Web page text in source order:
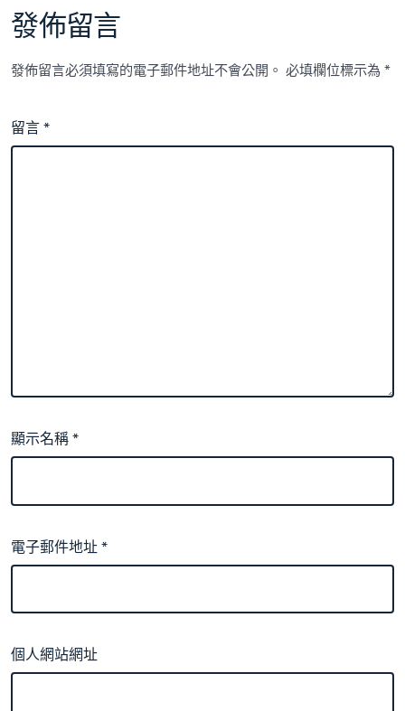
發佈留言
發佈留言必須填寫的電子郵件地址不會公開。 必填欄位標示為*
留言*
顯示名稱*
電子郵件地址*
個人網站網址